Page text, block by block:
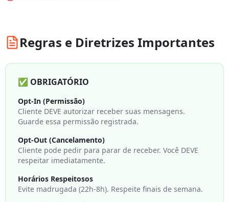
Regras e Diretrizes Importantes
✅ OBRIGATÓRIO
Opt-In (Permissão)
Cliente DEVE autorizar receber suas mensagens.
Guarde essa permissão registrada.
Opt-Out (Cancelamento)
Cliente pode pedir para parar de receber. Você DEVE
respeitar imediatamente.
Horários Respeitosos
Evite madrugada (22h-8h). Respeite finais de semana.